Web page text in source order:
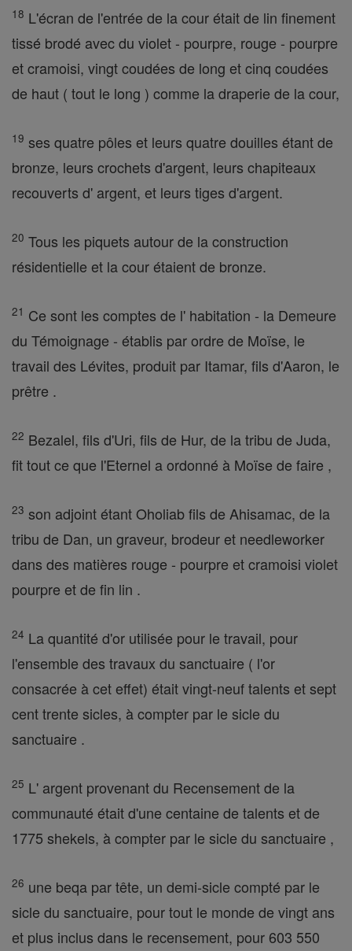
18 L'écran de l'entrée de la cour était de lin finement
tissé brodé avec du violet - pourpre, rouge - pourpre
et cramoisi, vingt coudées de long et cinq coudées
de haut ( tout le long ) comme la draperie de la cour,
19 ses quatre pôles et leurs quatre douilles étant de
bronze, leurs crochets d'argent, leurs chapiteaux
recouverts d' argent, et leurs tiges d'argent.
20 Tous les piquets autour de la construction
résidentielle et la cour étaient de bronze.
21 Ce sont les comptes de l' habitation - la Demeure
du Témoignage - établis par ordre de Moïse, le
travail des Lévites, produit par Itamar, fils d'Aaron, le
prêtre .
22 Bezalel, fils d'Uri, fils de Hur, de la tribu de Juda,
fit tout ce que l'Eternel a ordonné à Moïse de faire ,
23 son adjoint étant Oholiab fils de Ahisamac, de la
tribu de Dan, un graveur, brodeur et needleworker
dans des matières rouge - pourpre et cramoisi violet
pourpre et de fin lin .
24 La quantité d'or utilisée pour le travail, pour
l'ensemble des travaux du sanctuaire ( l'or
consacrée à cet effet) était vingt-neuf talents et sept
cent trente sicles, à compter par le sicle du
sanctuaire .
25 L' argent provenant du Recensement de la
communauté était d'une centaine de talents et de
1775 shekels, à compter par le sicle du sanctuaire ,
26 une beqa par tête, un demi-sicle compté par le
sicle du sanctuaire, pour tout le monde de vingt ans
et plus inclus dans le recensement, pour 603 550